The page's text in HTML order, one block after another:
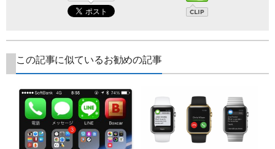
この記事に似ているお勧めの記事